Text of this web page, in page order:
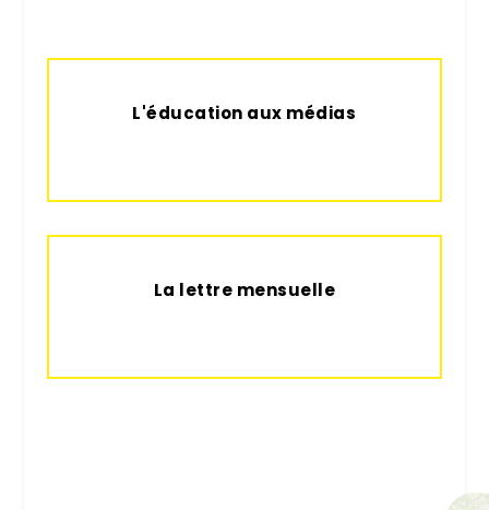
L'éducation aux médias
La lettre mensuelle